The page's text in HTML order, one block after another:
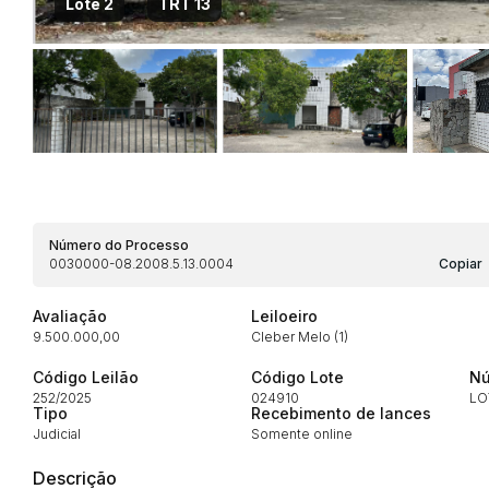
Lote 2 TRT 13
Número do Processo
0030000-08.2008.5.13.0004
Copiar
Avaliação
9.500.000,00
Leiloeiro
Cleber Melo (1)
Código Leilão
252/2025
Código Lote
024910
Tipo
Judicial
Recebimento de lances
Somente online
Descrição
Habilite-se para